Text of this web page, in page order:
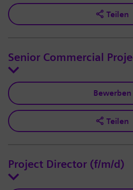
Teilen
Senior Commercial
Bewerben
Teilen
Project Director (f/m/d)